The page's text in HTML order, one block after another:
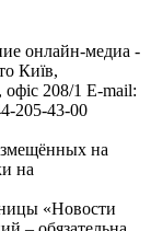
онлайн-медиа -
Київ,
208/1 E-mail:
205-43-00
на
на
«Новости